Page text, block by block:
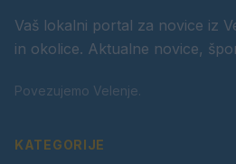
Vaš lokalni portal za novice iz
in okolice. Aktualne novice,
Povezujemo Velenje.
KATEGORIJE